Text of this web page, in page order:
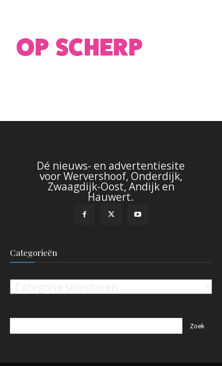
Dé nieuws- en advertentiesite
voor Wervershoof, Onderdijk,
Zwaagdijk-Oost, Andijk en
Hauwert.
Categorieën
Categorieën